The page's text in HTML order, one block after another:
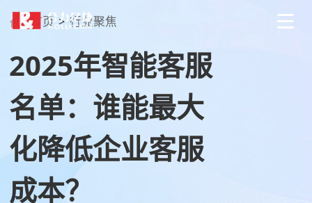
首页 > 行业聚焦
2025年智能客服
名单：谁能最大
化降低企业客服
成本？